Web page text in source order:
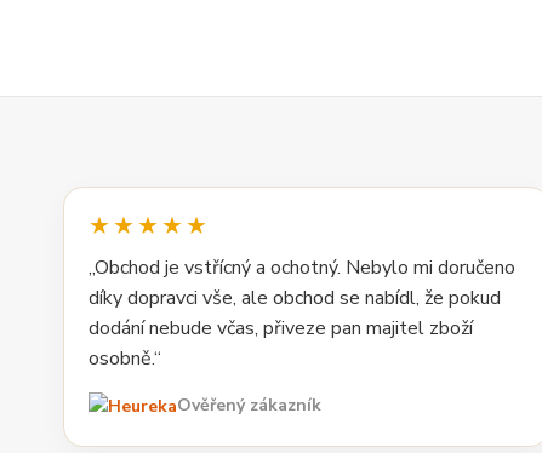
★★★★★
„Obchod je vstřícný a ochotný. Nebylo mi doručeno
díky dopravci vše, ale obchod se nabídl, že pokud
dodání nebude včas, přiveze pan majitel zboží
osobně.“
Ověřený zákazník